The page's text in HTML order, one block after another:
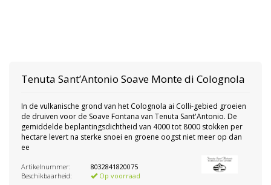
Tenuta Sant’Antonio Soave Monte di Colognola
In de vulkanische grond van het Colognola ai Colli-gebied groeien
de druiven voor de Soave Fontana van Tenuta Sant'Antonio. De
gemiddelde beplantingsdichtheid van 4000 tot 8000 stokken per
hectare levert na sterke snoei en groene oogst niet meer op dan
ee
Artikelnummer:
8032841820075
Beschikbaarheid:
Op voorraad